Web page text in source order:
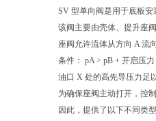
SV 型单向阀是用于底板
该阀主要由壳体、提升座
座阀允许流体从方向 A 流
条件： pA > pB + 开启压
油口 X 处的高先导压力足
为确保座阀主动打开，控
因此，提供了以下不同类型